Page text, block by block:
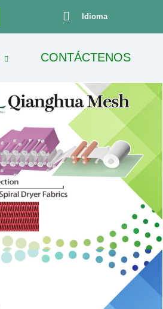
Idioma
CONTÁCTENOS